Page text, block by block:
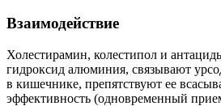
Взаимодействие
Холестирамин, колестипол и
гидроксид алюминия, связывают
в кишечнике, препятствуют ее
эффективность (одновременный